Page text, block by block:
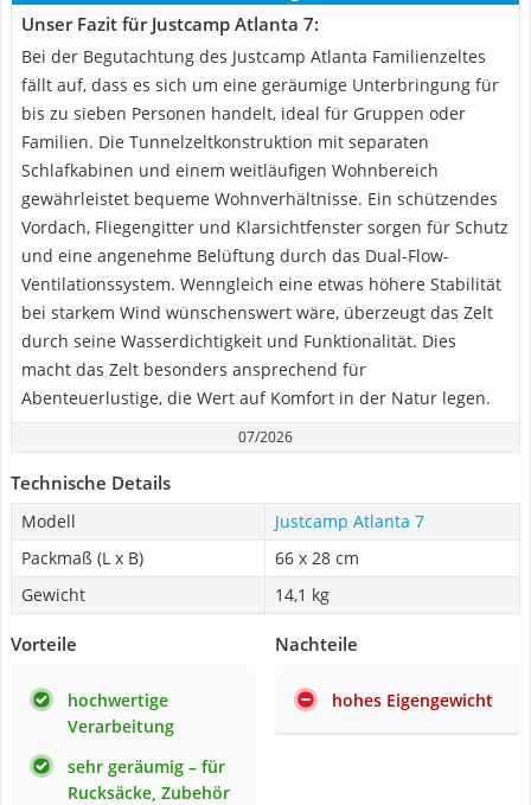
Unser Fazit für Justcamp Atlanta 7:
Bei der Begutachtung des Justcamp Atlanta Familienzeltes
fällt auf, dass es sich um eine geräumige Unterbringung für
bis zu sieben Personen handelt, ideal für Gruppen oder
Familien. Die Tunnelzeltkonstruktion mit separaten
Schlafkabinen und einem weitläufigen Wohnbereich
gewährleistet bequeme Wohnverhältnisse. Ein schützendes
Vordach, Fliegengitter und Klarsichtfenster sorgen für Schutz
und eine angenehme Belüftung durch das Dual-Flow-
Ventilationssystem. Wenngleich eine etwas höhere Stabilität
bei starkem Wind wünschenswert wäre, überzeugt das Zelt
durch seine Wasserdichtigkeit und Funktionalität. Dies
macht das Zelt besonders ansprechend für
Abenteuerlustige, die Wert auf Komfort in der Natur legen.
07/2026
Technische Details
Modell
Justcamp Atlanta 7
Packmaß (L x B)
66 x 28 cm
Gewicht
14,1 kg
Vorteile
hochwertige
Verarbeitung
sehr geräumig – für
Rucksäcke, Zubehör
Nachteile
hohes Eigengewicht